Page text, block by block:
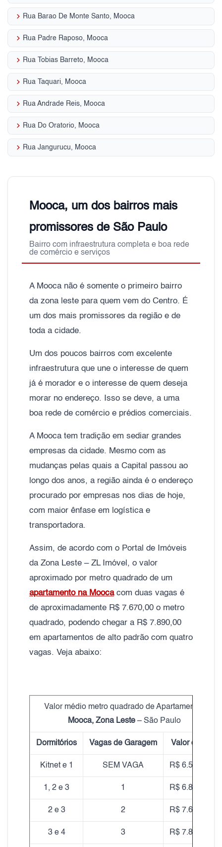
keyboard_arrow_right Rua Barao De Monte Santo, Mooca
keyboard_arrow_right Rua Padre Raposo, Mooca
keyboard_arrow_right Rua Tobias Barreto, Mooca
keyboard_arrow_right Rua Taquari, Mooca
keyboard_arrow_right Rua Andrade Reis, Mooca
keyboard_arrow_right Rua Do Oratorio, Mooca
keyboard_arrow_right Rua Jangurucu, Mooca
Mooca, um dos bairros mais
promissores de São Paulo
Bairro com infraestrutura completa e boa rede
de comércio e serviços
A Mooca não é somente o primeiro bairro
da zona leste para quem vem do Centro. É
um dos mais promissores da região e de
toda a cidade.
Um dos poucos bairros com excelente
infraestrutura que une o interesse de quem
já é morador e o interesse de quem deseja
morar no endereço. Isso se deve, a uma
boa rede de comércio e prédios comerciais.
A Mooca tem tradição em sediar grandes
empresas da cidade. Mesmo com as
mudanças pelas quais a Capital passou ao
longo dos anos, a região ainda é o endereço
procurado por empresas nos dias de hoje,
com maior ênfase em logística e
transportadora.
Assim, de acordo com o Portal de Imóveis
da Zona Leste – ZL Imóvel, o valor
aproximado por metro quadrado de um
apartamento na Moocacom duas vagas é
de aproximadamente R$ 7.670,00 o metro
quadrado, podendo chegar a R$ 7.890,00
em apartamentos de alto padrão com quatro
vagas. Veja abaixo:
Valor médio metro quadrado de Apartamentos
Mooca, Zona Leste – São Paulo
Dormitórios Vagas de Garagem Valor do m²
Kitnet e 1 SEM VAGA R$ 6.570,00
1, 2 e 3 1 R$ 6.850,00
2 e 3 2 R$ 7.670,00
3 e 4 3 R$ 7.820,00